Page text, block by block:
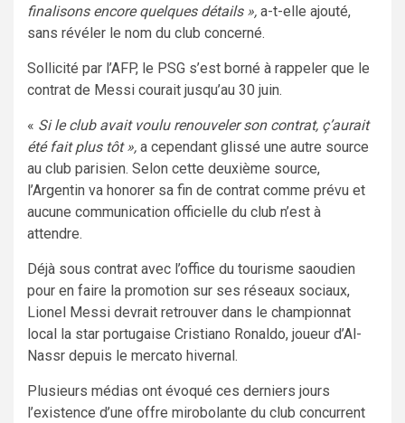
finalisons encore quelques détails », a-t-elle ajouté,
sans révéler le nom du club concerné.
Sollicité par l’AFP, le PSG s’est borné à rappeler que le
contrat de Messi courait jusqu’au 30 juin.
« Si le club avait voulu renouveler son contrat, ç’aurait
été fait plus tôt », a cependant glissé une autre source
au club parisien. Selon cette deuxième source,
l’Argentin va honorer sa fin de contrat comme prévu et
aucune communication officielle du club n’est à
attendre.
Déjà sous contrat avec l’office du tourisme saoudien
pour en faire la promotion sur ses réseaux sociaux,
Lionel Messi devrait retrouver dans le championnat
local la star portugaise Cristiano Ronaldo, joueur d’Al-
Nassr depuis le mercato hivernal.
Plusieurs médias ont évoqué ces derniers jours
l’existence d’une offre mirobolante du club concurrent